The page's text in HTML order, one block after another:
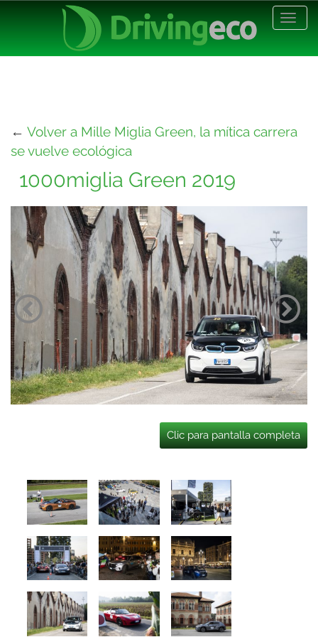
← Volver a Mille Miglia Green, la mítica carrera
se vuelve ecológica
1000miglia Green 2019
Clic para pantalla completa